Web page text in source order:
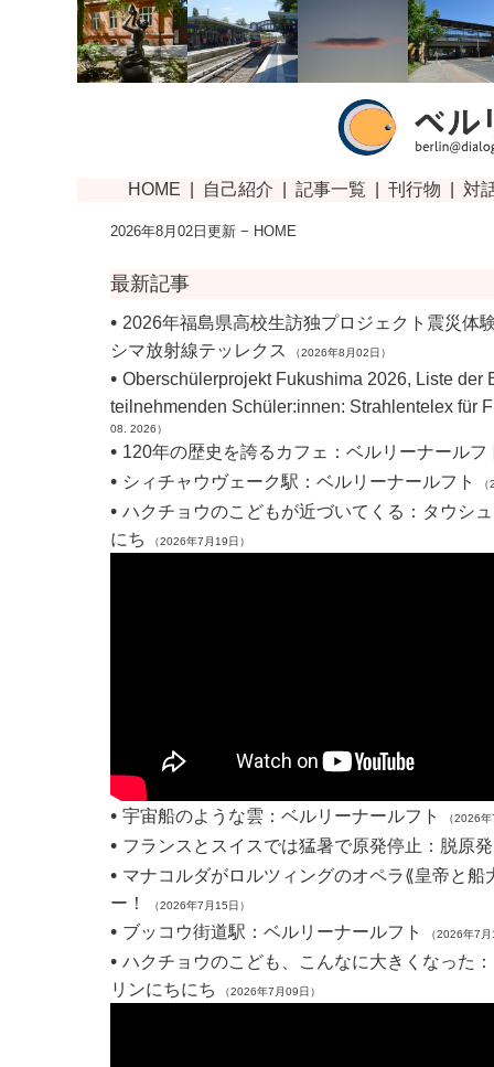
2026年8月02日更新 − HOME
最新記事
• 2026年福島県高校生訪独プロジェクト震災体
シマ放射線テッレクス
（2026年8月02日）
• Oberschülerprojekt Fukushima 2026, Liste der
teilnehmenden Schüler:innen: Strahlentelex für
08. 2026）
• 120年の歴史を誇るカフェ：ベルリーナールフ
• シィチャウヴェーク駅：ベルリーナールフト
• ハクチョウのこどもが近づいてくる：タウシ
にち
（2026年7月19日）
• 宇宙船のような雲：ベルリーナールフト （2026
• フランスとスイスでは猛暑で原発停止：脱原発
• マナコルダがロルツィングのオペラ⟪皇帝と船
ー！
（2026年7月15日）
• ブッコウ街道駅：ベルリーナールフト （2026年7
• ハクチョウのこども、こんなに大きくなった
リンにちにち
（2026年7月09日）